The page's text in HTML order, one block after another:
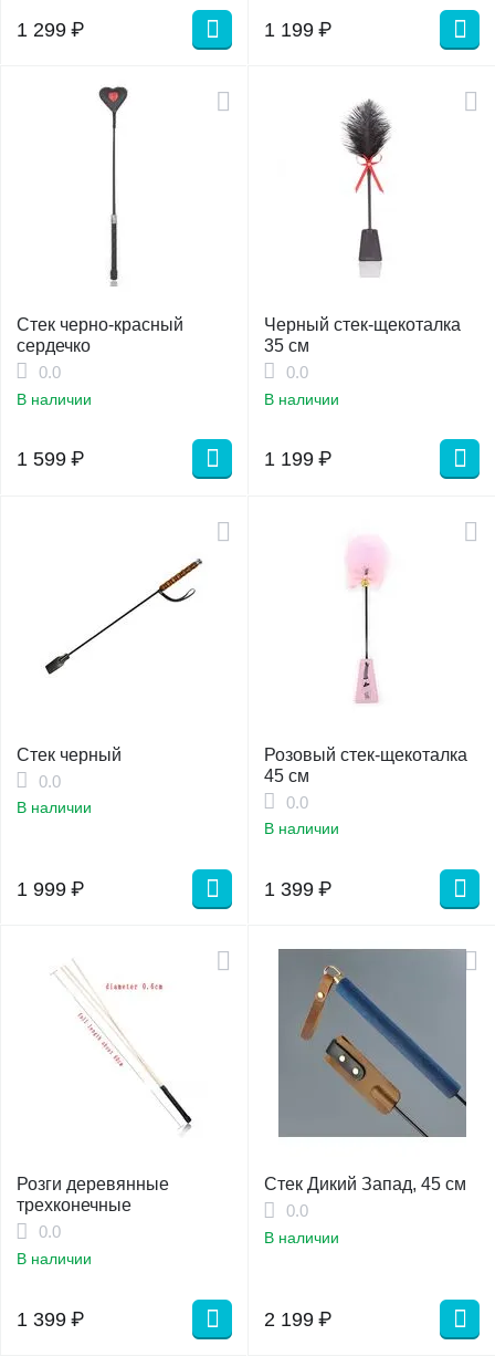
1 299 ₽ 1 199 ₽
Стек черно-красный
сердечко
0.0
В наличии
1 599 ₽
Черный стек-щекоталка
35 см
0.0
В наличии
1 199 ₽
Стек черный
0.0
В наличии
1 999 ₽
Розовый стек-щекоталка
45 см
0.0
В наличии
1 399 ₽
Розги деревянные
трехконечные
0.0
В наличии
1 399 ₽
Стек Дикий Запад, 45 см
0.0
В наличии
2 199 ₽